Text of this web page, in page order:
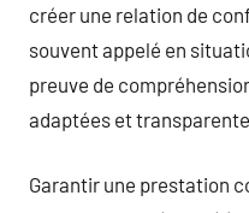
créer une relation de
souvent appelé en
preuve de
adaptées et
Garantir une prestation